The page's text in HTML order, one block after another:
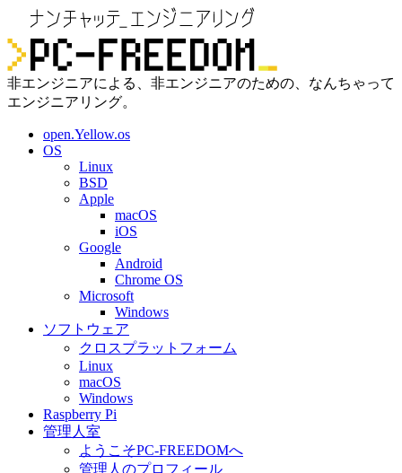
非エンジニアによる、非エンジニアのための、なんちゃって
エンジニアリング。
open.Yellow.os
OS
Linux
BSD
Apple
macOS
iOS
Google
Android
Chrome OS
Microsoft
Windows
ソフトウェア
クロスプラットフォーム
Linux
macOS
Windows
Raspberry Pi
管理人室
ようこそPC-FREEDOMへ
管理人のプロフィール